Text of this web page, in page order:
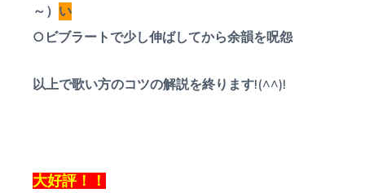
～） い
○ビブラートで少し伸ばしてから余韻を呪怨
以上で歌い方のコツの解説を終ります!(^^)!
大好評！！